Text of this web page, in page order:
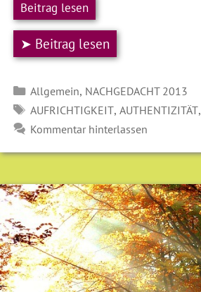
Beitrag lesen
➤ Beitrag lesen
Kategorien
Allgemein, NACHGEDACHT 2013
SCHLAGWÖRTER
AUFRICHTIGKEIT, AUTHENTIZITÄT,
Kommentar hinterlassen